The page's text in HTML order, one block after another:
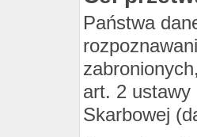
Państwa
art. 2 ustawy
Skarbowej